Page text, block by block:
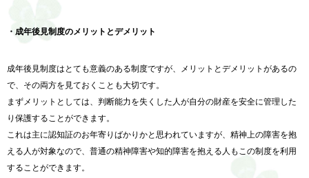
・成年後見制度のメリットとデメリット
成年後見制度はとても意義のある制度ですが、メリットとデメリットがあるの
で、その両方を見ておくことも大切です。
まずメリットとしては、判断能力を失くした人が自分の財産を安全に管理した
り保護することができます。
これは主に認知証のお年寄りばかりかと思われていますが、精神上の障害を抱
える人が対象なので、普通の精神障害や知的障害を抱える人もこの制度を利用
することができます。